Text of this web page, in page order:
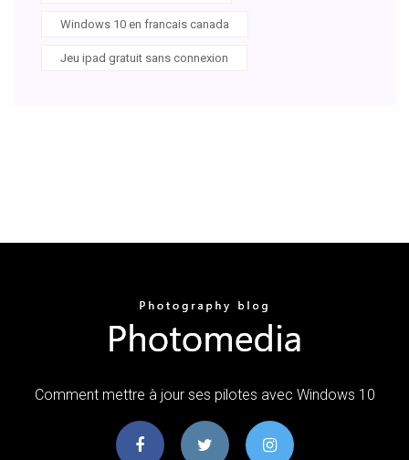
Windows 10 en francais canada
Jeu ipad gratuit sans connexion
Comment mettre à jour ses pilotes avec Windows 10